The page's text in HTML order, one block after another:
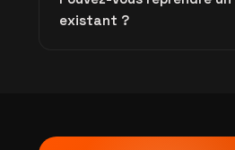
l'abonnement mensuel. Vos
existant ?